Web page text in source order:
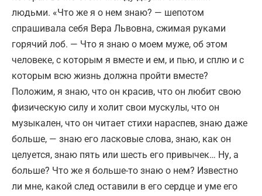
людьми. «Что же я о нем знаю? — шепотом
спрашивала себя Вера Львовна, сжимая руками
горячий лоб. — Что я знаю о моем муже, об этом
человеке, с которым я вместе и ем, и пью, и сплю и с
которым всю жизнь должна пройти вместе?
Положим, я знаю, что он красив, что он любит свою
физическую силу и холит свои мускулы, что он
музыкален, что он читает стихи нараспев, знаю даже
больше, — знаю его ласковые слова, знаю, как он
целуется, знаю пять или шесть его привычек… Ну, а
больше? Что же я больше-то знаю о нем? Известно
ли мне, какой след оставили в его сердце и уме его